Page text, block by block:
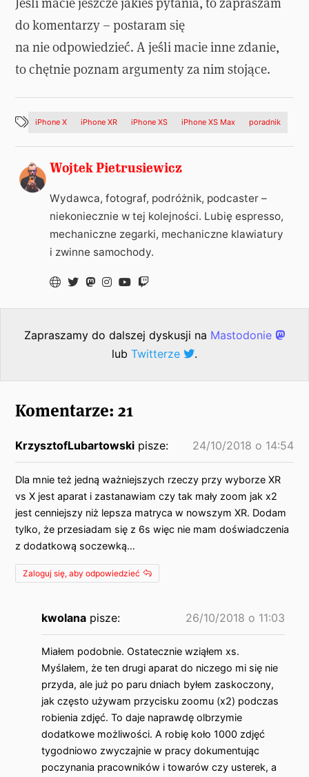
do komentarzy – postaram się
na nie odpowiedzieć. A jeśli macie inne zdanie,
to chętnie poznam argumenty za nim stojące.
iPhone X iPhone XR iPhone XS iPhone XS Max poradnik
Wojtek Pietrusiewicz
Wydawca, fotograf, podróżnik, podcaster –
niekoniecznie w tej kolejności. Lubię espresso,
mechaniczne zegarki, mechaniczne klawiatury
i zwinne samochody.
Zapraszamy do dalszej dyskusji na Mastodonie
lub Twitterze .
Komentarze: 21
KrzysztofLubartowski pisze: 24/10/2018 o 14:54
Dla mnie też jedną ważniejszych rzeczy przy wyborze XR
vs X jest aparat i zastanawiam czy tak mały zoom jak x2
jest cenniejszy niż lepsza matryca w nowszym XR. Dodam
tylko, że przesiadam się z 6s więc nie mam doświadczenia
z dodatkową soczewką…
Zaloguj się, aby odpowiedzieć
kwolana pisze: 26/10/2018 o 11:03
Miałem podobnie. Ostatecznie wziąłem xs.
Myślałem, że ten drugi aparat do niczego mi się nie
przyda, ale już po paru dniach byłem zaskoczony,
jak często używam przycisku zoomu (x2) podczas
robienia zdjęć. To daje naprawdę olbrzymie
dodatkowe możliwości. A robię koło 1000 zdjęć
tygodniowo zwyczajnie w pracy dokumentując
poczynania pracowników i towarów czy usterek, a